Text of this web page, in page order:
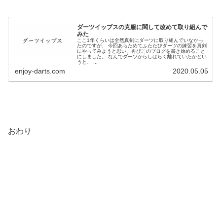
ダーツイップスの克服に関して改めて取り組んで
みた
ここ1年くらいは全然真剣にダーツに取り組んでいなかっ
たのですが、 今回あらためてふたたびダーツの練習を真剣
にやってみようと思い、再びこのブログを書き始めること
にしました。 なんでダーツからしばらく離れていたかとい
うと、 ...
enjoy-darts.com 2020.05.05
おわり